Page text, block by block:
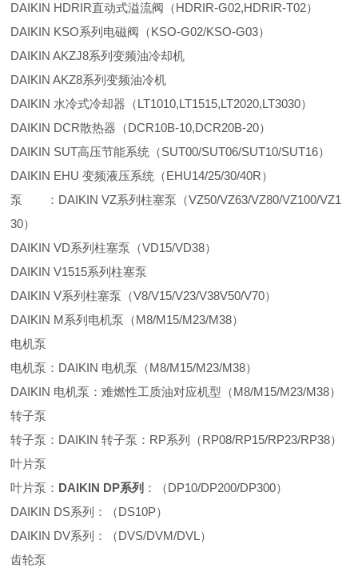
DAIKIN HDRIR直动式溢流阀（HDRIR-G02,HDRIR-T02）
DAIKIN KSO系列电磁阀（KSO-G02/KSO-G03）
DAIKIN AKZJ8系列变频油冷却机
DAIKIN AKZ8系列变频油冷机
DAIKIN 水冷式冷却器（LT1010,LT1515,LT2020,LT3030）
DAIKIN DCR散热器（DCR10B-10,DCR20B-20）
DAIKIN SUT高压节能系统（SUT00/SUT06/SUT10/SUT16）
DAIKIN EHU 变频液压系统（EHU14/25/30/40R）
泵 ：DAIKIN VZ系列柱塞泵（VZ50/VZ63/VZ80/VZ100/VZ1
30）
DAIKIN VD系列柱塞泵（VD15/VD38）
DAIKIN V1515系列柱塞泵
DAIKIN V系列柱塞泵（V8/V15/V23/V38V50/V70）
DAIKIN M系列电机泵（M8/M15/M23/M38）
电机泵
电机泵：DAIKIN 电机泵（M8/M15/M23/M38）
DAIKIN 电机泵：难燃性工质油对应机型（M8/M15/M23/M38）
转子泵
转子泵：DAIKIN 转子泵：RP系列（RP08/RP15/RP23/RP38）
叶片泵
叶片泵： DAIKIN DP系列 ：（DP10/DP200/DP300）
DAIKIN DS系列：（DS10P）
DAIKIN DV系列：（DVS/DVM/DVL）
齿轮泵